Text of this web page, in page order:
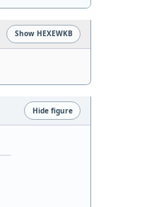
Show HEXEWKB
Hide figure